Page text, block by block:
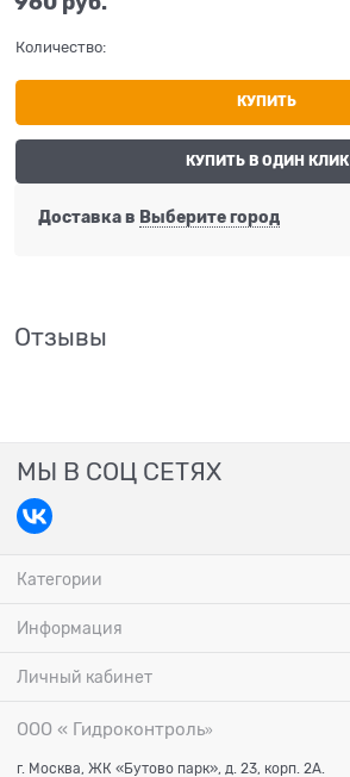
Количество:
КУПИТЬ
КУПИТЬ В ОДИН КЛИК
Доставка в Выберите город
Отзывы
МЫ В СОЦ СЕТЯХ
Категории
Информация
Личный кабинет
ООО « Гидроконтроль»
г. Москва, ЖК «Бутово парк», д. 23, корп. 2А.